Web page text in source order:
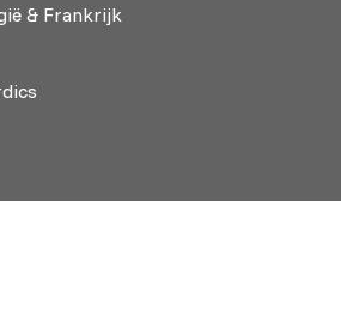
& Frankrijk